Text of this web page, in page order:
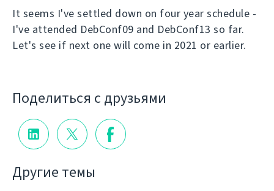
It seems I've settled down on four year schedule -
I've attended DebConf09 and DebConf13 so far.
Let's see if next one will come in 2021 or earlier.
Поделиться с друзьями
Другие темы